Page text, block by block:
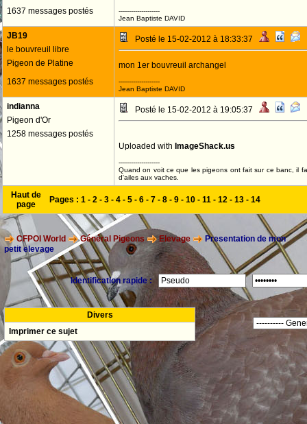
1637 messages postés
--------------------
Jean Baptiste DAVID
JB19
le bouvreuil libre
Pigeon de Platine
1637 messages postés
Posté le 15-02-2012 à 18:33:37
mon 1er bouvreuil archangel
--------------------
Jean Baptiste DAVID
indianna
Pigeon d'Or
1258 messages postés
Posté le 15-02-2012 à 19:05:37
Uploaded with ImageShack.us
--------------------
Quand on voit ce que les pigeons ont fait sur ce banc, il
d'ailes aux vaches.
Haut de
page
Pages : 1 - 2 - 3 - 4 - 5 - 6 - 7 - 8 - 9 - 10 - 11 - 12 - 13 - 14
CFPOI World Général Pigeons Elevage
Presentation de mon
petit elevage
Identification rapide :
Divers
Imprimer ce sujet